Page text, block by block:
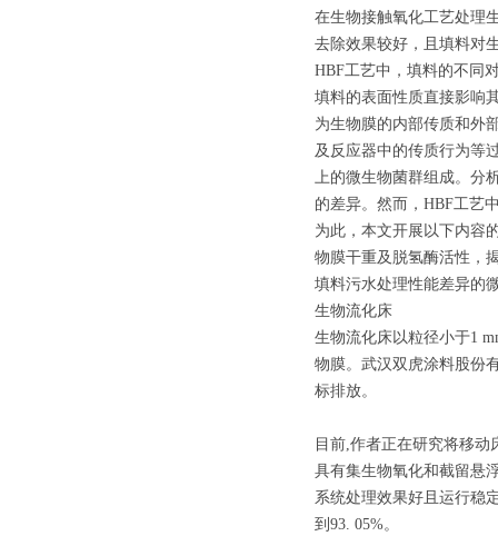
在生物接触氧化工艺处理
去除效果较好，且填料对
HBF工艺中，填料的不同
填料的表面性质直接影响
为生物膜的内部传质和外
及反应器中的传质行为等
上的微生物菌群组成。分
的差异。然而，HBF工艺
为此，本文开展以下内容
物膜干重及脱氢酶活性，
填料污水处理性能差异的
生物流化床
生物流化床以粒径小于1
物膜。武汉双虎涂料股份
标排放。
目前,作者正在研究将移
具有集生物氧化和截留悬
系统处理效果好且运行稳
到93. 05%。